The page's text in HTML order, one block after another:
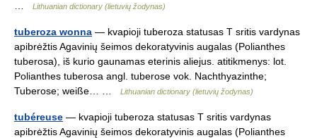
Lithuanian dictionary (lietuvių žodynas)
tuberoza wonna — kvapioji tuberoza statusas T sritis vardynas
apibrėžtis Agavinių šeimos dekoratyvinis augalas (Polianthes
tuberosa), iš kurio gaunamas eterinis aliejus. atitikmenys: lot.
Polianthes tuberosa angl. tuberose vok. Nachthyazinthe;
Tuberose; weiße… …
Lithuanian dictionary (lietuvių žodynas)
tubéreuse — kvapioji tuberoza statusas T sritis vardynas
apibrėžtis Agavinių šeimos dekoratyvinis augalas (Polianthes